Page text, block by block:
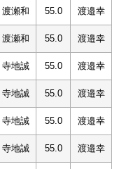
渡瀬和 55.0 渡邉幸
渡瀬和 55.0 渡邉幸
寺地誠 55.0 渡邉幸
寺地誠 55.0 渡邉幸
寺地誠 55.0 渡邉幸
寺地誠 55.0 渡邉幸